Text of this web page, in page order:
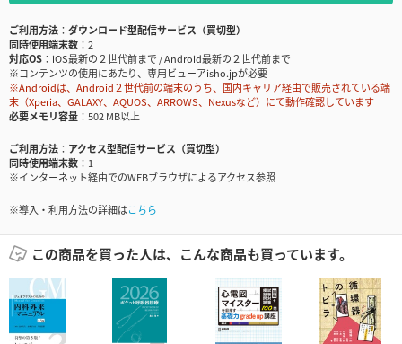
ご利用方法
ダウンロード型配信サービス（買切型）
同時使用端末数
2
対応OS
iOS最新の２世代前まで / Android最新の２世代前まで
※コンテンツの使用にあたり、専用ビューアisho.jpが必要
※Androidは、Android２世代前の端末のうち、国内キャリア経由で販売されている端
末（Xperia、GALAXY、AQUOS、ARROWS、Nexusなど）にて動作確認しています
必要メモリ容量
502 MB以上
ご利用方法
アクセス型配信サービス（買切型）
同時使用端末数
1
※インターネット経由でのWEBブラウザによるアクセス参照
※導入・利用方法の詳細はこちら
この商品を買った人は、こんな商品も買っています。